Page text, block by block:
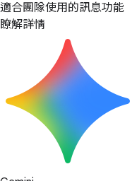
適合團隊使用的訊息功能
瞭解詳情